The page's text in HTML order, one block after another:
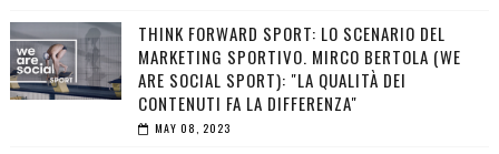
THINK FORWARD SPORT: LO SCENARIO DEL
MARKETING SPORTIVO. MIRCO BERTOLA (WE
ARE SOCIAL SPORT): "LA QUALITÀ DEI
CONTENUTI FA LA DIFFERENZA"
MAY 08, 2023